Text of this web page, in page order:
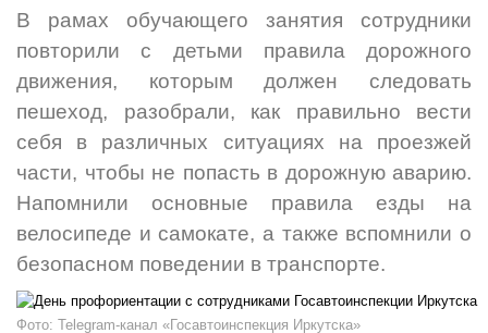
В рамах обучающего занятия сотрудники
повторили с детьми правила дорожного
движения, которым должен следовать
пешеход, разобрали, как правильно вести
себя в различных ситуациях на проезжей
части, чтобы не попасть в дорожную аварию.
Напомнили основные правила езды на
велосипеде и самокате, а также вспомнили о
безопасном поведении в транспорте.
Фото: Telegram-канал «Госавтоинспекция Иркутска»